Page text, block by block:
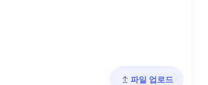
파일 업로드